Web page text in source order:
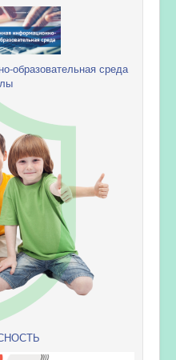
образовательная среда